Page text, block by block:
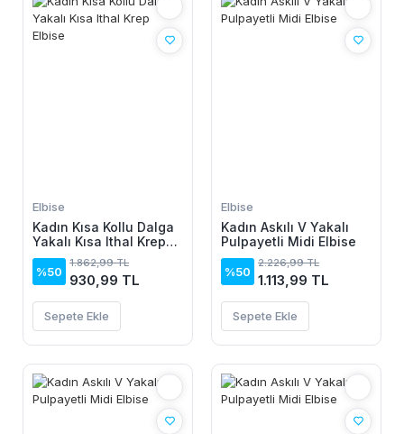
Elbise
Kadın Kısa Kollu Dalga
Yakalı Kısa Ithal Krep
Elbise
%50
1.862,99 TL
930,99 TL
Sepete Ekle
Elbise
Kadın Askılı V Yakalı
Pulpayetli Midi Elbise
%50
2.226,99 TL
1.113,99 TL
Sepete Ekle